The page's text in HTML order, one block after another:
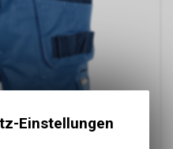
Einstellungen